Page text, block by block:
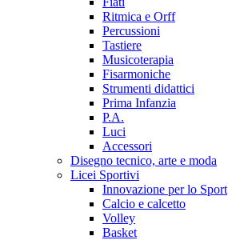
Ritmica e Orff
Percussioni
Tastiere
Musicoterapia
Fisarmoniche
Strumenti didattici
Prima Infanzia
P.A.
Luci
Accessori
Disegno tecnico, arte e moda
Licei Sportivi
Innovazione per lo Sport
Calcio e calcetto
Volley
Basket